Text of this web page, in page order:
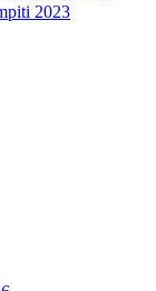
2023